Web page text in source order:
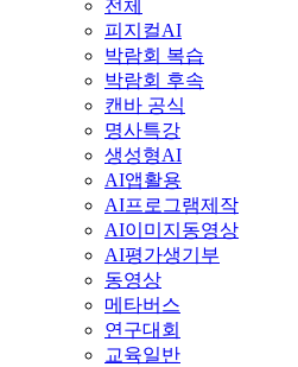
전체
피지컬AI
박람회 복습
박람회 후속
캔바 공식
명사특강
생성형AI
AI앱활용
AI프로그램제작
AI이미지동영상
AI평가생기부
동영상
메타버스
연구대회
교육일반